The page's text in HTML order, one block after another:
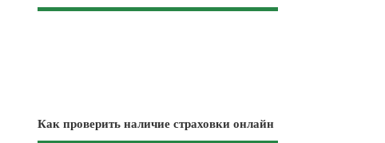
Как проверить наличие страховки онлайн